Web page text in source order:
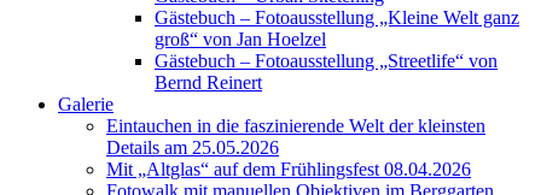
Gästebuch – Fotoausstellung „Kleine Welt ganz
groß“ von Jan Hoelzel
Gästebuch – Fotoausstellung „Streetlife“ von
Bernd Reinert
Galerie
Eintauchen in die faszinierende Welt der kleinsten
Details am 25.05.2026
Mit „Altglas“ auf dem Frühlingsfest 08.04.2026
Fotowalk mit manuellen Objektiven im Berggarten